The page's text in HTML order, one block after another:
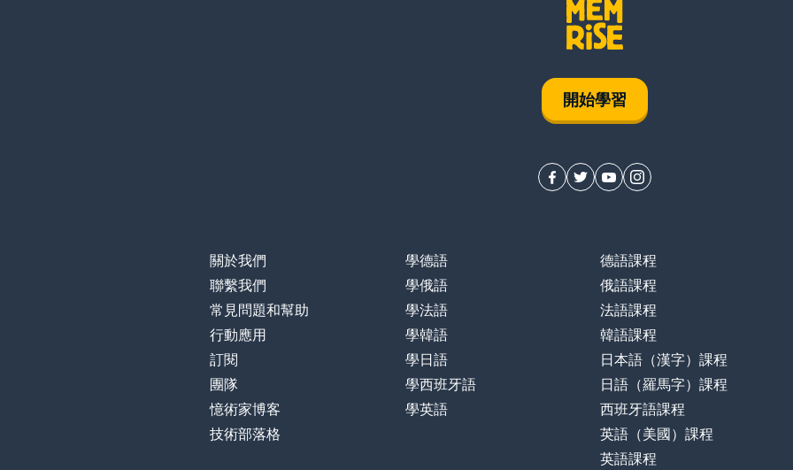
開始學習
關於我們
聯繫我們
常見問題和幫助
行動應用
訂閱
團隊
憶術家博客
技術部落格
學德語
學俄語
學法語
學韓語
學日語
學西班牙語
學英語
德語課程
俄語課程
法語課程
韓語課程
日本語（漢字）課程
日語（羅馬字）課程
西班牙語課程
英語（美國）課程
英語課程